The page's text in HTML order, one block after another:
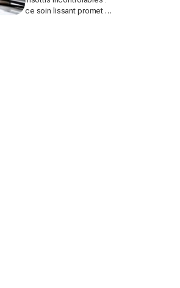
ce soin lissant promet 3